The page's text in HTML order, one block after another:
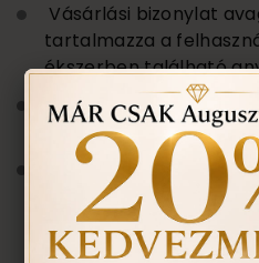
Vásárlási bizonylat
tartalmazza a
ékszerben található
Ékszertartó doboz és
minden ékszerhez
Évente 1 alkalommal
rejtett károsodás
repedés a gyűrűn stb.
hibákat ingyenesen